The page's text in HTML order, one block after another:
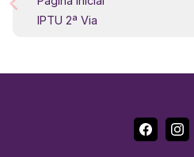
IPTU 2ª Via